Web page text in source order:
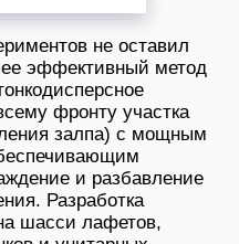
не оставил
эффективный метод
фронту участка
залпа) с мощным
и разбавление
Разработка
шасси лафетов,